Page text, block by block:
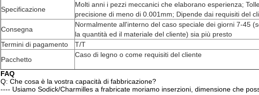
Specificazione
Molti anni i pezzi meccanici che elaborano esperienza;
precisione di meno di 0.001mm; Dipende dai requisiti del
Consegna
Normalmente all'interno del caso speciale dei giorni 7-45
la quantità ed il materiale del cliente) sia più presto
Termini di pagamento
T/T
Pacchetto
Caso di legno o come requisiti del cliente
FAQ
Q: Che cosa è la vostra capacità di fabbricazione?
---- Usiamo Sodick/Charmilles a frabricate moriamo inserzioni, dimensione che